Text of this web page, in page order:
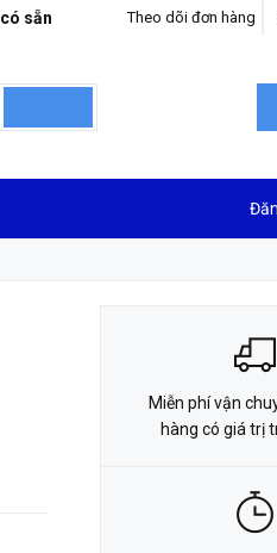
sẵn Theo dõi đơn hàng
LIÊN HỆ
Miễn phí vận
hàng có giá trị